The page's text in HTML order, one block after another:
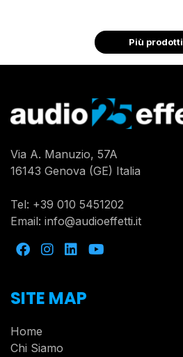
Più prodotti
Via A. Manuzio, 57A
16143 Genova (GE) Italia
Tel: +39 010 5451202
Email: info@audioeffetti.it
SITE MAP
Home
Chi Siamo